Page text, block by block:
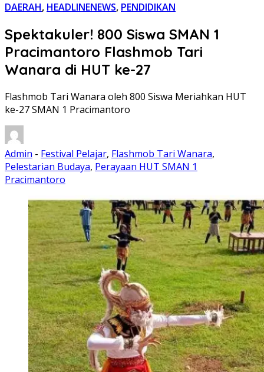
DAERAH, HEADLINENEWS, PENDIDIKAN
Spektakuler! 800 Siswa SMAN 1
Pracimantoro Flashmob Tari
Wanara di HUT ke-27
Flashmob Tari Wanara oleh 800 Siswa Meriahkan HUT
ke-27 SMAN 1 Pracimantoro
Admin - Festival Pelajar, Flashmob Tari Wanara,
Pelestarian Budaya, Perayaan HUT SMAN 1
Pracimantoro